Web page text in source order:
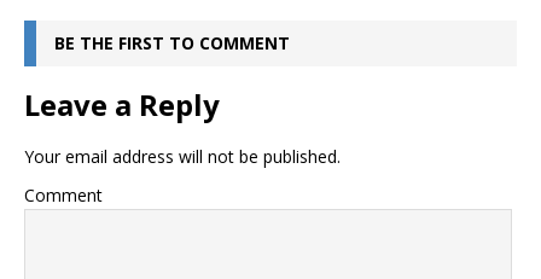
BE THE FIRST TO COMMENT
Leave a Reply
Your email address will not be published.
Comment